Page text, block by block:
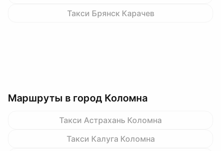
Такси Брянск Карачев
Маршруты в город Коломна
Такси Астрахань Коломна
Такси Калуга Коломна